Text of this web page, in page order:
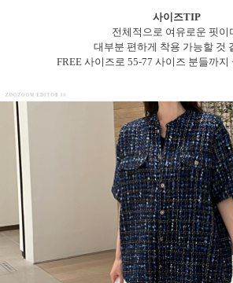
사이즈TIP
전체적으로 여유로운 핏이
대부분 편하게 착용 가능할 것
FREE 사이즈로 55-77 사이즈 분들까지